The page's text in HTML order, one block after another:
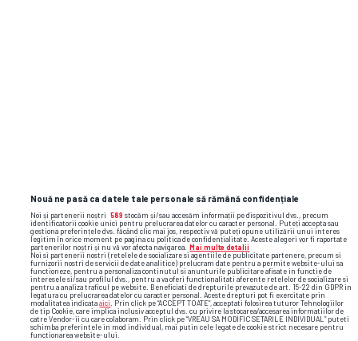
Nouă ne pasă ca datele tale personale să rămână confidențiale
Noi și partenerii noștri 589 stocăm și/sau accesăm informații pe dispozitivul dvs., precum
identificatorii cookie unici pentru prelucrarea datelor cu caracter personal. Puteți accepta sau
gestiona preferințele dvs. făcând clic mai jos, respectiv vă puteți opune utilizării unui interes
legitim în orice moment pe pagina cu politica de confidențialitate. Aceste alegeri vor fi raportate
partenerilor noștri și nu vă vor afecta navigarea. Mai multe detalii
Noi si partenerii nostri (retelele de socializare si agentiile de publicitate partenere, precum si
furnizorii nostri de servicii de date analitice) prelucram date pentru a permite website-ului sa
functioneze, pentru a personaliza continutul si anunturile publicitare afisate in functie de
interesele si/sau profilul dvs., pentru a va oferi functionalitati aferente retelelor de socializare si
pentru a analiza traficul pe website. Beneficiati de drepturile prevazute de art. 15-22 din GDPR in
legatura cu prelucrarea datelor cu caracter personal. Aceste drepturi pot fi exercitate prin
modalitatea indicataaici
. Prin click pe “ACCEPT TOATE”, acceptati folosirea tuturor Tehnologiilor
de tip Cookie, care implica inclusiv acceptul dvs. cu privire la stocarea/accesarea informatiilor de
catre Vendor-ii cu care colaboram. Prin click pe “VREAU SA MODIFIC SETARILE INDIVIDUAL” puteti
schimba preferintele in mod individual, mai putin cele legate de cookie strict necesare pentru
functionarea website-ului.